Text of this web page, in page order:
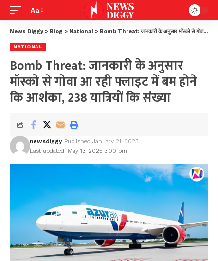
Aa
News Diggy > Blog > National > Bomb Threat: जानकारी के अनुसार मॉस्को से गोवा आ रही फ्लाइट में बम होने कि आशंका, 238 यात्रियों कि संख्या
NATIONAL
Bomb Threat: जानकारी के अनुसार
मॉस्को से गोवा आ रही फ्लाइट में बम होने
कि आशंका, 238 यात्रियों कि संख्या
Last updated: May 13, 2025 3:00 pm
newsdiggy Published January 21, 2023